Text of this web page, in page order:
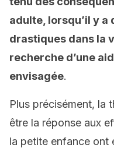
adulte, lorsqu’il y
drastiques dans la
recherche d’une
envisagée.
Plus précisément, la
être la réponse aux
la petite enfance ont